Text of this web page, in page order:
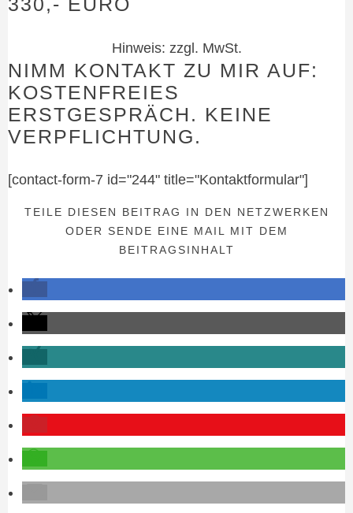
Hinweis: zzgl. MwSt.
NIMM KONTAKT ZU MIR AUF:
KOSTENFREIES
ERSTGESPRÄCH. KEINE
VERPFLICHTUNG.
[contact-form-7 id="244" title="Kontaktformular"]
TEILE DIESEN BEITRAG IN DEN NETZWERKEN
ODER SENDE EINE MAIL MIT DEM
BEITRAGSINHALT